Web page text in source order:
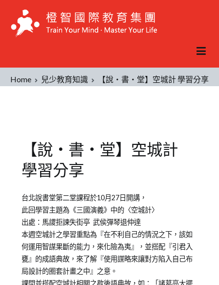
Home 兒少教育知識 【說‧書‧堂】空城計 學習分享
【說‧書‧堂】空城計
學習分享
Posted
on
2012-
10-
28
Posted
in
兒
少
教
育
知
識
Tagged
學
習
分
享
台北說書堂第二堂課程於10月27日開講，
此回學習主題為《三國演義》中的〈空城計〉
出處：馬謖拒諫失街亭 武侯彈琴退仲達
本週空城計之學習重點為『在不利自己的情況之下，該如
何運用智謀果斷的能力，來化險為夷』，並搭配『引君入
甕』的成語典故，來了解『使用謀略來讓對方陷入自己布
局設計的圈套計畫之中』之意。
課間並搭配空城計相關之歇後語典故，如：「諸葛亮大擺